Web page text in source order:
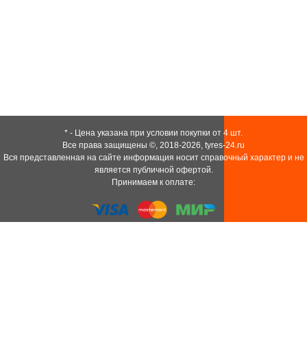
* - Цена указана при условии покупки от 4 шт.
Все права защищены ©, 2018-2026, tyres-24.ru
Вся представленная на сайте информация носит справочный характер и не
является публичной офертой.
Принимаем к оплате: